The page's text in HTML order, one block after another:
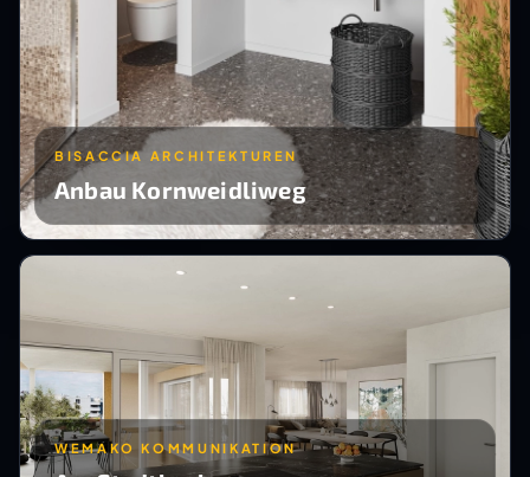
BISACCIA ARCHITEKTUREN
Anbau Kornweidliweg
WEMAKO KOMMUNIKATION